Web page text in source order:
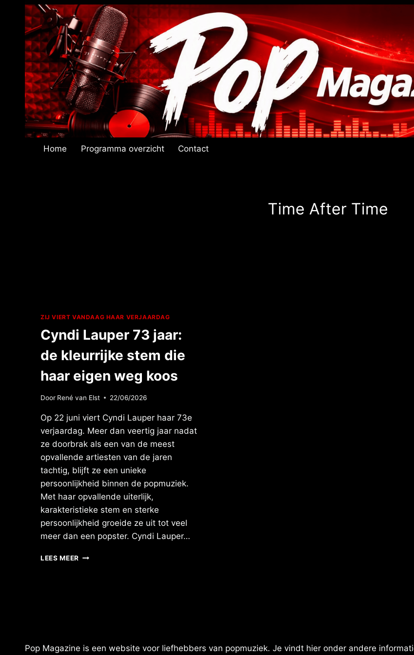
Doorgaan
inhoud
Home Programma overzicht Contact
Time After Time
ZIJ VIERT VANDAAG HAAR VERJAARDAG
Cyndi Lauper 73 jaar:
de kleurrijke stem die
haar eigen weg koos
Door René van Elst 22/06/2026
Op 22 juni viert Cyndi Lauper haar 73e
verjaardag. Meer dan veertig jaar nadat
ze doorbrak als een van de meest
opvallende artiesten van de jaren
tachtig, blijft ze een unieke
persoonlijkheid binnen de popmuziek.
Met haar opvallende uiterlijk,
karakteristieke stem en sterke
persoonlijkheid groeide ze uit tot veel
meer dan een popster. Cyndi Lauper…
LEES MEER CYNDI
EIGEN
Pop Magazine is een website voor liefhebbers van popmuziek. Je vindt hier onder andere